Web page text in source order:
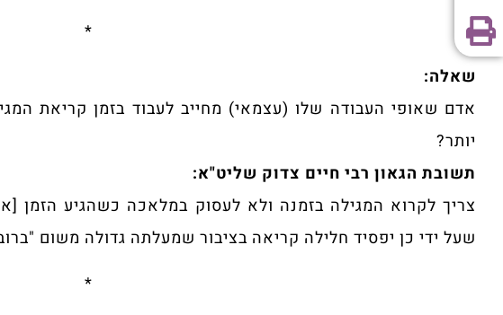
*
שאלה:
אדם שאופי העבודה שלו (עצמאי) מחייב לעבוד בזמן קריאת
יותר?
תשובת הגאון רבי חיים צדוק שליט"א:
צריך לקרוא המגילה בזמנה ולא לעסוק במלאכה כשהגיע הזמן
שעל ידי כן יפסיד חלילה קריאה בציבור שמעלתה גדולה משום
*